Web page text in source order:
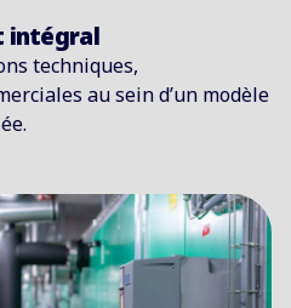
intégral
techniques,
au sein d’un modèle